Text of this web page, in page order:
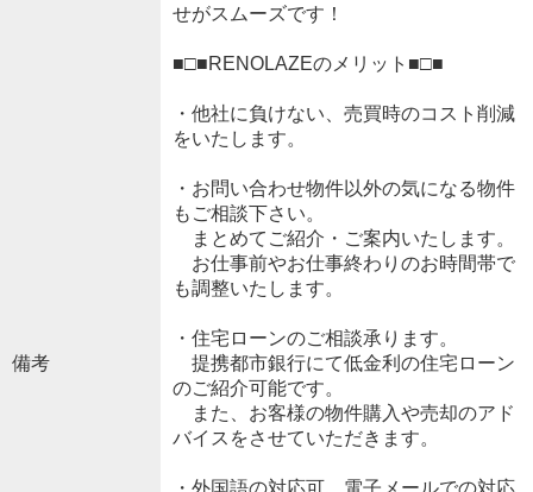
備考
せがスムーズです！
■□■RENOLAZEのメリット■□■
・他社に負けない、売買時のコスト削減
をいたします。
・お問い合わせ物件以外の気になる物件
もご相談下さい。
まとめてご紹介・ご案内いたします。
お仕事前やお仕事終わりのお時間帯で
も調整いたします。
・住宅ローンのご相談承ります。
提携都市銀行にて低金利の住宅ローン
のご紹介可能です。
また、お客様の物件購入や売却のアド
バイスをさせていただきます。
・外国語の対応可、電子メールでの対応